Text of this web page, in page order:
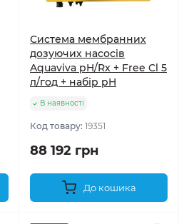
Система мембранних
дозуючих насосів
Aquaviva pH/Rx + Free Cl 5
л/год + набір pH
В наявності
Код товару: 19351
88 192 грн
До кошика